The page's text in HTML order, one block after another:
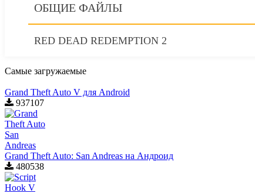
ОБЩИЕ ФАЙЛЫ
RED DEAD REDEMPTION 2
Самые загружаемые
Grand Theft Auto V для Android
937107
Grand Theft Auto: San Andreas на Андроид
480538